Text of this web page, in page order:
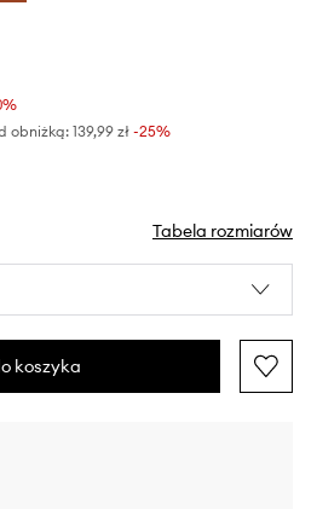
obniżką: 139,99 zł -25%
Tabela rozmiarów
koszyka